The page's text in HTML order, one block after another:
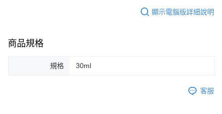
顯示電腦版詳細說明
商品規格
規格 30ml
客服